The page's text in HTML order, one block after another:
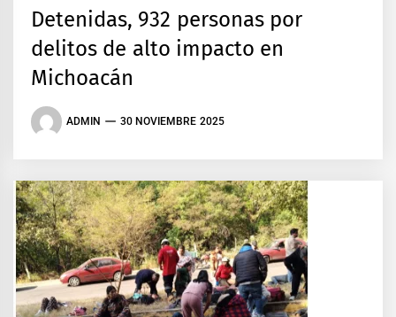
Detenidas, 932 personas por
delitos de alto impacto en
Michoacán
ADMIN 30 NOVIEMBRE 2025